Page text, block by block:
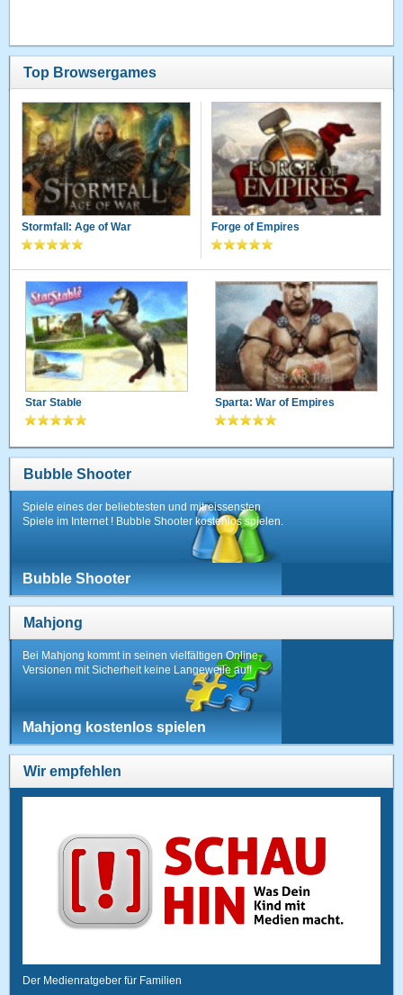
Top Browsergames
Stormfall: Age of War Forge of Empires
Star Stable Sparta: War of Empires
Bubble Shooter
Spiele eines der beliebtesten und mitreissensten
Spiele im Internet ! Bubble Shooter kostenlos spielen.
Bubble Shooter
Mahjong
Bei Mahjong kommt in seinen vielfältigen Online-
Versionen mit Sicherheit keine Langeweile auf!
Mahjong kostenlos spielen
Wir empfehlen
Der Medienratgeber für Familien